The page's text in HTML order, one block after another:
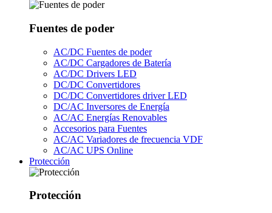
Fuentes de poder
AC/DC Fuentes de poder
AC/DC Cargadores de Batería
AC/DC Drivers LED
DC/DC Convertidores
DC/DC Convertidores driver LED
DC/AC Inversores de Energía
AC/AC Energías Renovables
Accesorios para Fuentes
AC/AC Variadores de frecuencia VDF
AC/AC UPS Online
Protección
Protección